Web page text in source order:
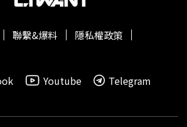
聯繫&爆料
隱私權政策
Youtube Telegram